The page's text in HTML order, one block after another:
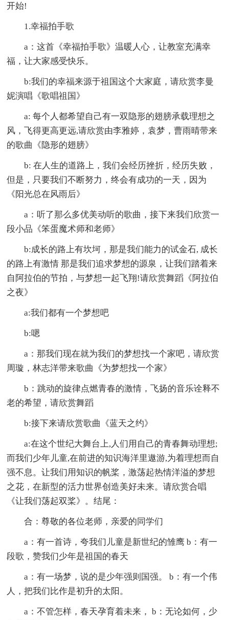
开始!
1.幸福拍手歌
a：这首《幸福拍手歌》温暖人心，让教室充满幸
福，让大家感受快乐。
b:我们的幸福来源于祖国这个大家庭，请欣赏李曼
妮演唱《歌唱祖国》
a: 每个人都希望自己有一双隐形的翅膀承载理想之
风，飞得更高更远,请欣赏由李雅婷，袁梦，曹雨晴带来
的歌曲《隐形的翅膀》
b: 在人生的道路上，我们会经历挫折，经历失败，
但是，只要我们不断努力，终会有成功的一天，因为
《阳光总在风雨后》
a：听了那么多优美动听的歌曲，接下来我们欣赏一
段小品《笨蛋魔术师和老师》
b:成长的路上有坎坷，那是我们能力的试金石, 成长
的路上有激情 那是我们追求梦想的源泉，让我们踏着来
自阿拉伯的节拍，与梦想一起飞翔!请欣赏舞蹈《阿拉伯
之夜》
a:我们都有一个梦想吧
b:嗯
a：那我们现在就为我们的梦想找一个家吧，请欣赏
周璇，林志洋带来歌曲《为梦想找一个家》
b：跳动的旋律点燃青春的激情，飞扬的音乐诠释不
老的希望，请欣赏舞蹈
b:接下来请欣赏歌曲《蓝天之约》
a:在这个世纪大舞台上,人们用自己的青春舞动理想;
而我们少年儿童,在前进的知识海洋里遨游,为着理想而自
强不息。让我们用知识的帆桨，激荡起热情洋溢的梦想
之花，在新型的活力世界创造美好未来。请欣赏合唱
《让我们荡起双桨》。结尾：
合：尊敬的各位老师，亲爱的同学们
a：有一首诗，夸我们儿童是新世纪的雏鹰 b：有一
段歌，赞我们少年是祖国的春天
a：有一场梦，说的是少年强则国强。 b：有一个伟
人，把我们比作是初升的太阳。
a：不管怎样，春天孕育着未来， b：无论如何，少